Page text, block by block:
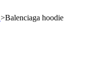
>Balenciaga hoodie